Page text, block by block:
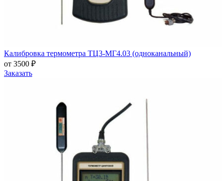
Калибровка термометра ТЦ3-МГ4.03 (одноканальный)
от 3500 ₽
Заказать